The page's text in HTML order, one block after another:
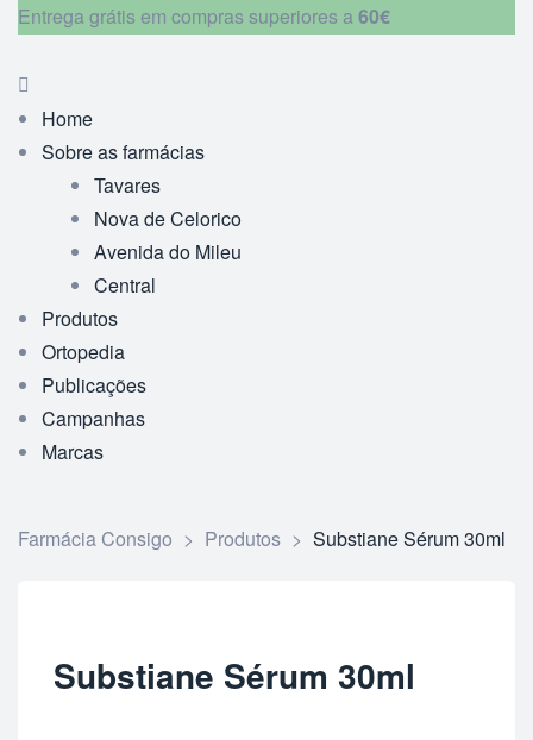
Entrega grátis em compras superiores a60€
Home
Sobre as farmácias
Tavares
Nova de Celorico
Avenida do Mileu
Central
Produtos
Ortopedia
Publicações
Campanhas
Marcas
Farmácia Consigo > Produtos > Substiane Sérum 30ml
Substiane Sérum 30ml